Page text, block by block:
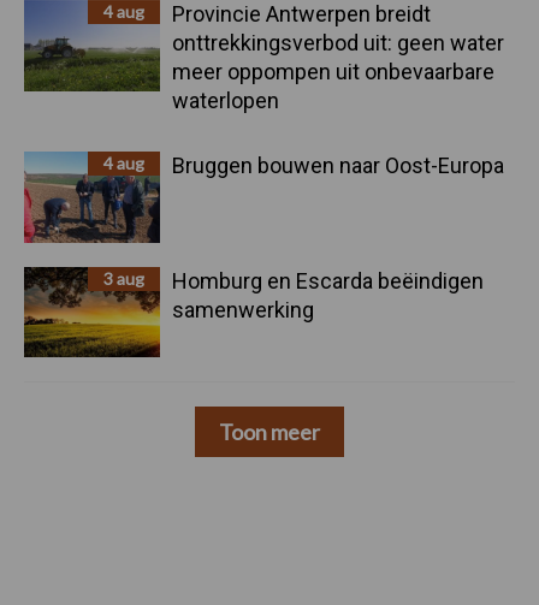
4 aug
Provincie Antwerpen breidt
onttrekkingsverbod uit: geen water
meer oppompen uit onbevaarbare
waterlopen
4 aug Bruggen bouwen naar Oost-Europa
3 aug
Homburg en Escarda beëindigen
samenwerking
Toon meer